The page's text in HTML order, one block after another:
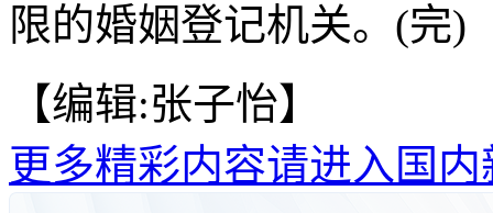
限的婚姻登记机关。(完)
【编辑:张子怡】
更多精彩内容请进入国内